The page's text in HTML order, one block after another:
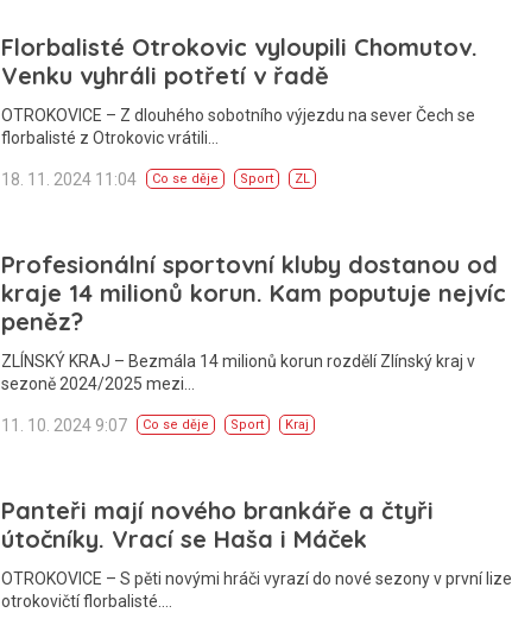
Florbalisté Otrokovic vyloupili Chomutov.
Venku vyhráli potřetí v řadě
OTROKOVICE – Z dlouhého sobotního výjezdu na sever Čech se
florbalisté z Otrokovic vrátili…
18. 11. 2024 11:04 Co se děje Sport ZL
Profesionální sportovní kluby dostanou od
kraje 14 milionů korun. Kam poputuje nejvíc
peněz?
ZLÍNSKÝ KRAJ – Bezmála 14 milionů korun rozdělí Zlínský kraj v
sezoně 2024/2025 mezi…
11. 10. 2024 9:07 Co se děje Sport Kraj
Panteři mají nového brankáře a čtyři
útočníky. Vrací se Haša i Máček
OTROKOVICE – S pěti novými hráči vyrazí do nové sezony v první lize
otrokovičtí florbalisté.…